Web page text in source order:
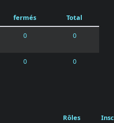
fermés
Total
0 0
0 0
Rôles